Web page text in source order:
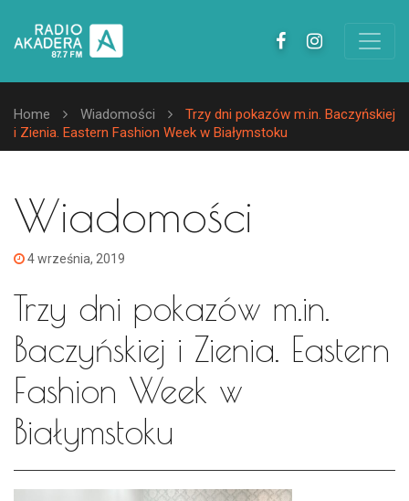
Home Wiadomości
Trzy dni pokazów m.in. Baczyńskiej
i Zienia. Eastern Fashion Week w Białymstoku
Wiadomości
4 września, 2019
Trzy dni pokazów m.in.
Baczyńskiej i Zienia. Eastern
Fashion Week w
Białymstoku